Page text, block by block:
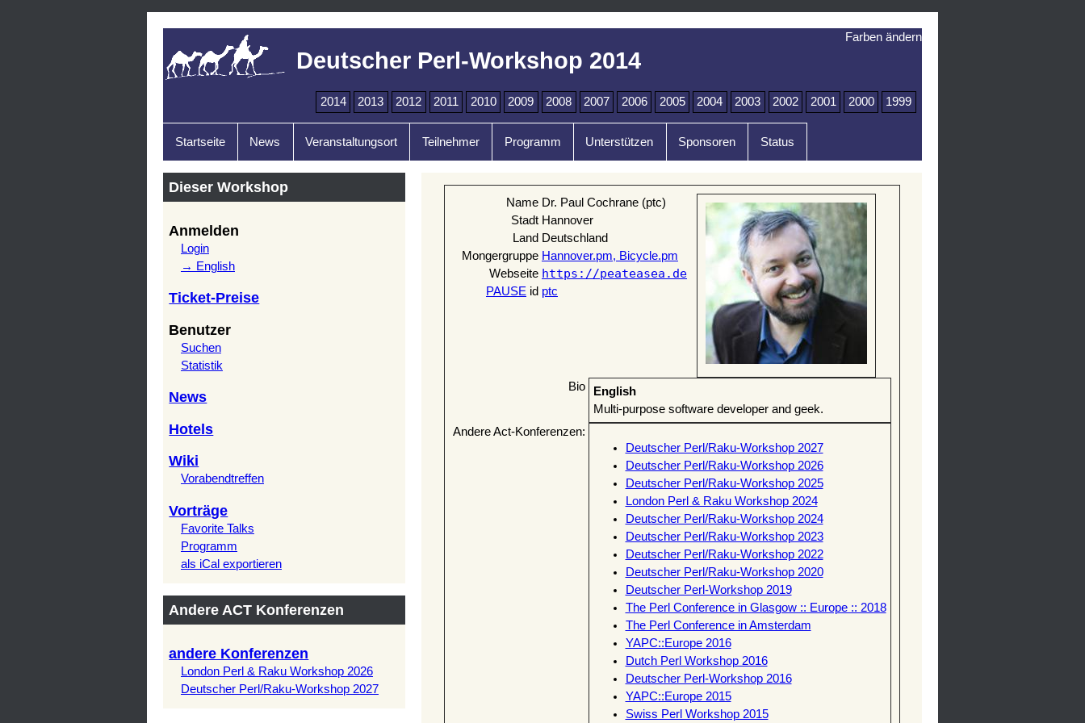
Deutscher Perl-Workshop 2014
2014 2013 2012 2011 2010 2009 2008 2007 2006 2005 2004 2003 2002 2001 2000 1999
Startseite News Veranstaltungsort Teilnehmer Programm Unterstützen Sponsoren Status
Farben ändern
Dieser Workshop
Anmelden
Login
→ English
Ticket-Preise
Benutzer
Suchen
Statistik
News
Hotels
Wiki
Vorabendtreffen
Vorträge
Favorite Talks
Programm
als iCal exportieren
Andere ACT Konferenzen
andere Konferenzen
London Perl & Raku Workshop 2026
Deutscher Perl/Raku-Workshop 2027
Name Dr. Paul Cochrane (‎ptc‎)
Stadt Hannover
Land Deutschland
Mongergruppe Hannover.pm, Bicycle.pm
Webseite https://peateasea.de
PAUSE id ptc
Bio
English
Multi-purpose software developer and geek.
Andere Act-Konferenzen:
Deutscher Perl/Raku-Workshop 2027
Deutscher Perl/Raku-Workshop 2026
Deutscher Perl/Raku-Workshop 2025
London Perl & Raku Workshop 2024
Deutscher Perl/Raku-Workshop 2024
Deutscher Perl/Raku-Workshop 2023
Deutscher Perl/Raku-Workshop 2022
Deutscher Perl/Raku-Workshop 2020
Deutscher Perl-Workshop 2019
The Perl Conference in Glasgow :: Europe :: 2018
The Perl Conference in Amsterdam
YAPC::Europe 2016
Dutch Perl Workshop 2016
Deutscher Perl-Workshop 2016
YAPC::Europe 2015
Swiss Perl Workshop 2015